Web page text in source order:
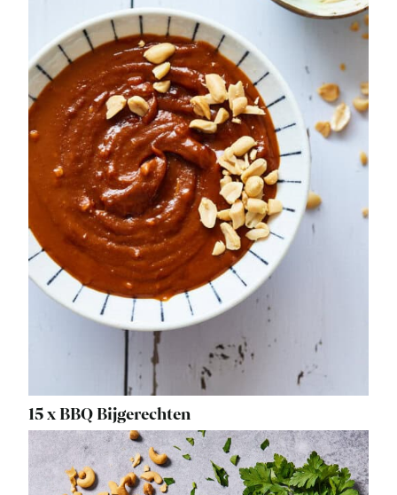
15 x BBQ Bijgerechten